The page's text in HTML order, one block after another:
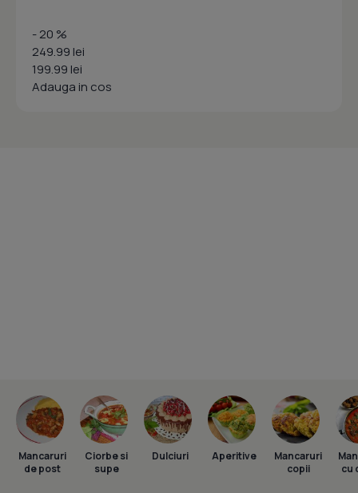
- 20 %
249.99 lei
199.99 lei
Adauga in cos
Mancaruri
de post
Ciorbe si
supe
Dulciuri Aperitive
Mancaruri
copii
cu